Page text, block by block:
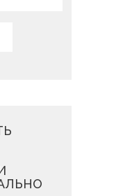
по
выдан